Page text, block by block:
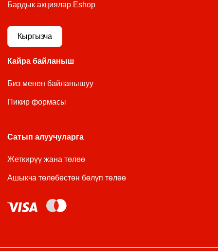
Бардык акциялар Eshop
Кыргызча
Кайра байланыш
Биз менен байланышуу
Пикир формасы
Сатып алуучуларга
Жеткирүү жана төлөө
Ашыкча төлөбөстөн бөлүп төлөө